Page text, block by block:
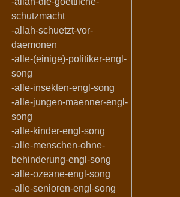
schutzmacht
-allah-schuetzt-vor-
daemonen
-alle-(einige)-politiker-engl-
song
-alle-insekten-engl-song
-alle-jungen-maenner-engl-
song
-alle-kinder-engl-song
-alle-menschen-ohne-
behinderung-engl-song
-alle-ozeane-engl-song
-alle-senioren-engl-song